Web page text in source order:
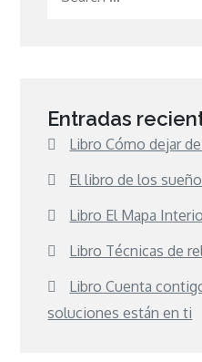
Entradas
Libro Cómo dejar
El libro de los
Libro El Mapa
Libro Técnicas de
Libro Cuenta
soluciones están en ti